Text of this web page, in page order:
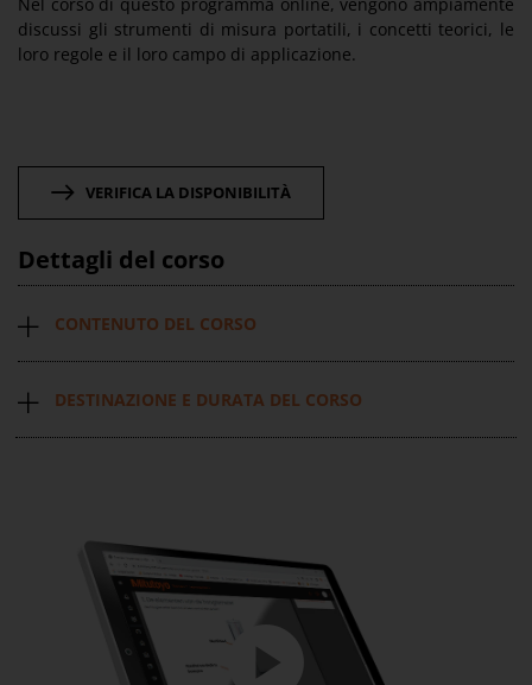
discussi gli strumenti di misura portatili, i concetti teorici, le
loro regole e il loro campo di applicazione.
VERIFICA LA DISPONIBILITÀ
Dettagli del corso
CONTENUTO DEL CORSO
DESTINAZIONE E DURATA DEL CORSO